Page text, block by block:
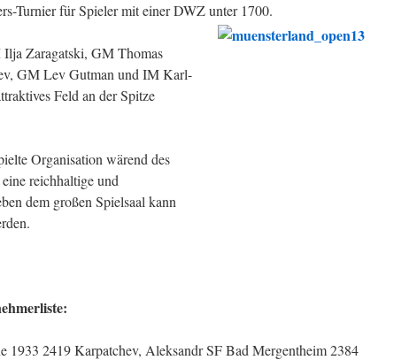
Turnier für Spieler mit einer DWZ unter 1700.
Zaragatski, GM Thomas
GM Lev Gutman und IM Karl-
Feld an der Spitze
Organisation wärend des
reichhaltige und
dem großen Spielsaal kann
1933 2419 Karpatchev, Aleksandr SF Bad Mergentheim 2384